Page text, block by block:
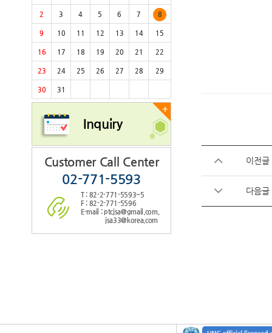
2 3 4 5 6 7 8
9 10 11 12 13 14 15
16 17 18 19 20 21 22
23 24 25 26 27 28 29
30 31
+
Inquiry
Customer Call Center
02-771-5593
T : 82-2-771-5593~5
F : 82-2-771-5596
E-mail : ptcjsa@gmail.com,
jsa33@korea.com
이전글
다음글